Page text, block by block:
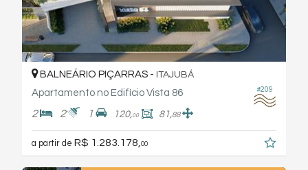
#209
BALNEÁRIO PIÇARRAS - ITAJUBÁ
Apartamento no Edifício Vista 86
2 2 1 120,00 81,88
a partir de R$ 1.283.178, 00